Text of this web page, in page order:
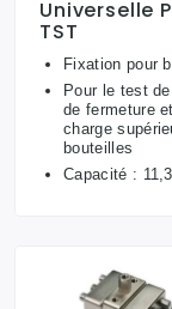
Universelle
TST
Fixation pour
Pour le test
de fermeture
charge
bouteilles
Capacité :